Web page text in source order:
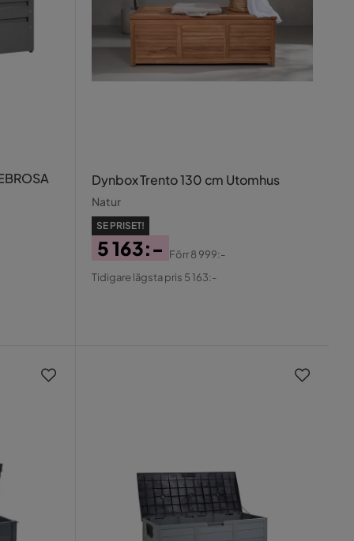
Dynbox Trento 130 cm Utomhus
Natur
SE PRISET!
Pris
5 163:-
Original
Förr8 999:-
Tidigare lägsta pris 5 163:-